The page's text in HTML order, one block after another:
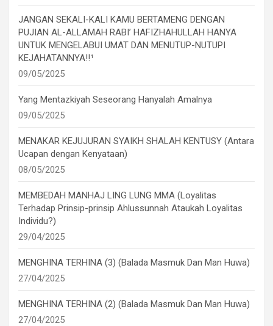
JANGAN SEKALI-KALI KAMU BERTAMENG DENGAN
PUJIAN AL-ALLAMAH RABI’ HAFIZHAHULLAH HANYA
UNTUK MENGELABUI UMAT DAN MENUTUP-NUTUPI
KEJAHATANNYA!!¹
09/05/2025
Yang Mentazkiyah Seseorang Hanyalah Amalnya
09/05/2025
MENAKAR KEJUJURAN SYAIKH SHALAH KENTUSY (Antara
Ucapan dengan Kenyataan)
08/05/2025
MEMBEDAH MANHAJ LING LUNG MMA (Loyalitas
Terhadap Prinsip-prinsip Ahlussunnah Ataukah Loyalitas
Individu?)
29/04/2025
MENGHINA TERHINA (3) (Balada Masmuk Dan Man Huwa)
27/04/2025
MENGHINA TERHINA (2) (Balada Masmuk Dan Man Huwa)
27/04/2025